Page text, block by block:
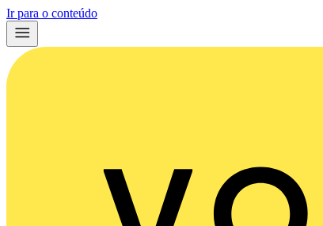
Ir para o conteúdo